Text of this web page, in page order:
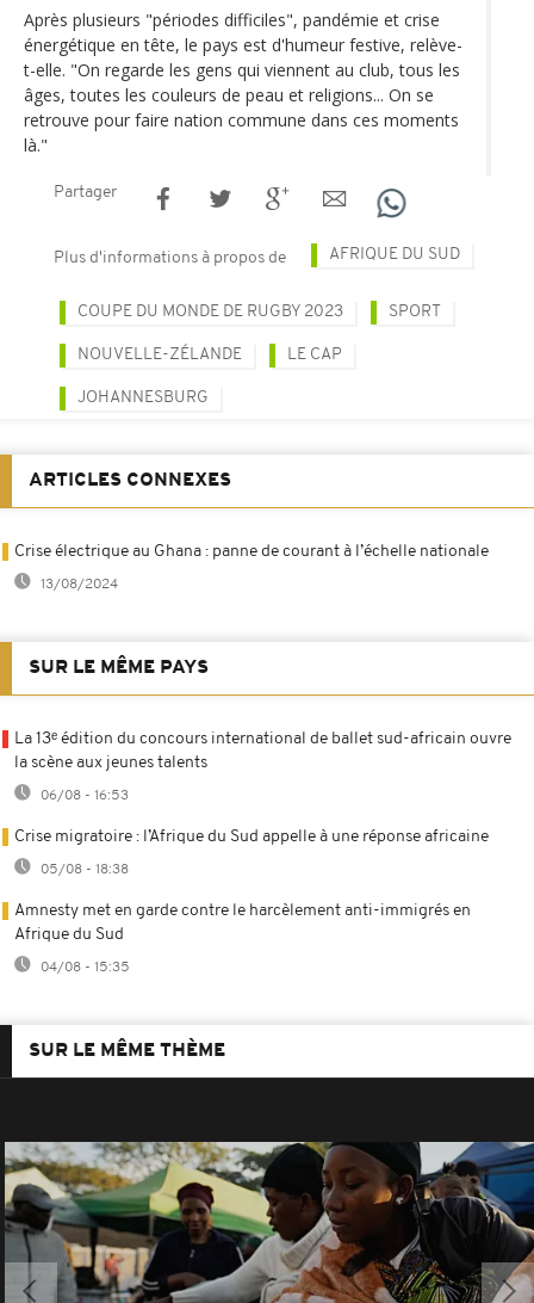
Après plusieurs "périodes difficiles", pandémie et crise
énergétique en tête, le pays est d'humeur festive, relève-
t-elle. "On regarde les gens qui viennent au club, tous les
âges, toutes les couleurs de peau et religions... On se
retrouve pour faire nation commune dans ces moments
là."
Partager
Plus d'informations à propos de AFRIQUE DU SUD
COUPE DU MONDE DE RUGBY 2023 SPORT
NOUVELLE-ZÉLANDE LE CAP
JOHANNESBURG
ARTICLES CONNEXES
Crise électrique au Ghana : panne de courant à l’échelle nationale
13/08/2024
SUR LE MÊME PAYS
La 13ᵉ édition du concours international de ballet sud-africain ouvre
la scène aux jeunes talents
06/08 - 16:53
Crise migratoire : l’Afrique du Sud appelle à une réponse africaine
05/08 - 18:38
Amnesty met en garde contre le harcèlement anti-immigrés en
Afrique du Sud
04/08 - 15:35
SUR LE MÊME THÈME